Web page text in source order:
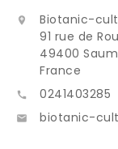

Biotanic-
91 rue de
49400
France
 0241403285
 biotanic-